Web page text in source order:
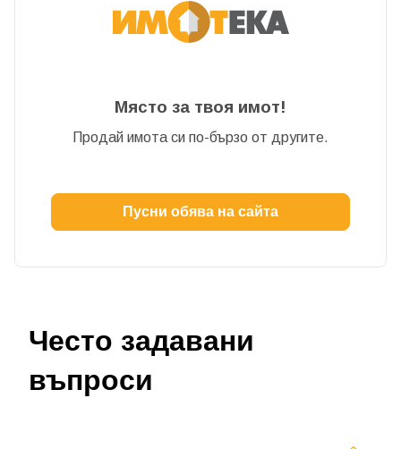
Място за твоя имот!
Продай имота си по-бързо от другите.
Пусни обява на сайта
Често задавани
въпроси